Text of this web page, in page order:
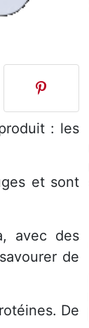
: les
et sont
avec des
de
De